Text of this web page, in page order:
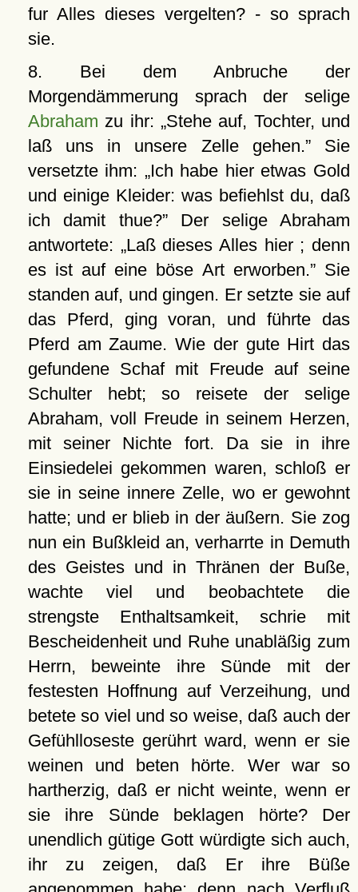
fur Alles dieses vergelten? - so sprach
sie.
8. Bei dem Anbruche der
Morgendämmerung sprach der selige
Abraham zu ihr:
Stehe auf, Tochter, und
laß uns in unsere Zelle gehen. Sie
versetzte ihm:
Ich habe hier etwas Gold
und einige Kleider: was befiehlst du, daß
ich damit thue? Der selige Abraham
antwortete:
Laß dieses Alles hier ; denn
es ist auf eine böse Art erworben. Sie
standen auf, und gingen. Er setzte sie auf
das Pferd, ging voran, und führte das
Pferd am Zaume. Wie der gute Hirt das
gefundene Schaf mit Freude auf seine
Schulter hebt; so reisete der selige
Abraham, voll Freude in seinem Herzen,
mit seiner Nichte fort. Da sie in ihre
Einsiedelei gekommen waren, schloß er
sie in seine innere Zelle, wo er gewohnt
hatte; und er blieb in der äußern. Sie zog
nun ein Bußkleid an, verharrte in Demuth
des Geistes und in Thränen der Buße,
wachte viel und beobachtete die
strengste Enthaltsamkeit, schrie mit
Bescheidenheit und Ruhe unabläßig zum
Herrn, beweinte ihre Sünde mit der
festesten Hoffnung auf Verzeihung, und
betete so viel und so weise, daß auch der
Gefühlloseste gerührt ward, wenn er sie
weinen und beten hörte. Wer war so
hartherzig, daß er nicht weinte, wenn er
sie ihre Sünde beklagen hörte? Der
unendlich gütige Gott würdigte sich auch,
ihr zu zeigen, daß Er ihre Büße